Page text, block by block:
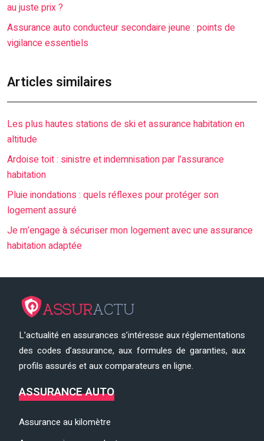
au juste prix ?
Assurance auto conducteur secondaire jeune : points de
vigilance essentiels
Articles similaires
Les plus hautes stations de ski et assurance habitation en
altitude
Ardoise toit : sinistre et indemnisation par l’assurance
habitation
Pluie inondations : quels réflexes pour protéger son
logement assuré
Je m’engage à sécuriser mon logement avec une assurance
habitation adaptée
L’actualité en assurances s’intéresse aux réglementations
des codes d’assurance, aux formules de garanties, aux
profils assurés et aux comparateurs en ligne.
ASSURANCE AUTO
Assurance au kilomètre